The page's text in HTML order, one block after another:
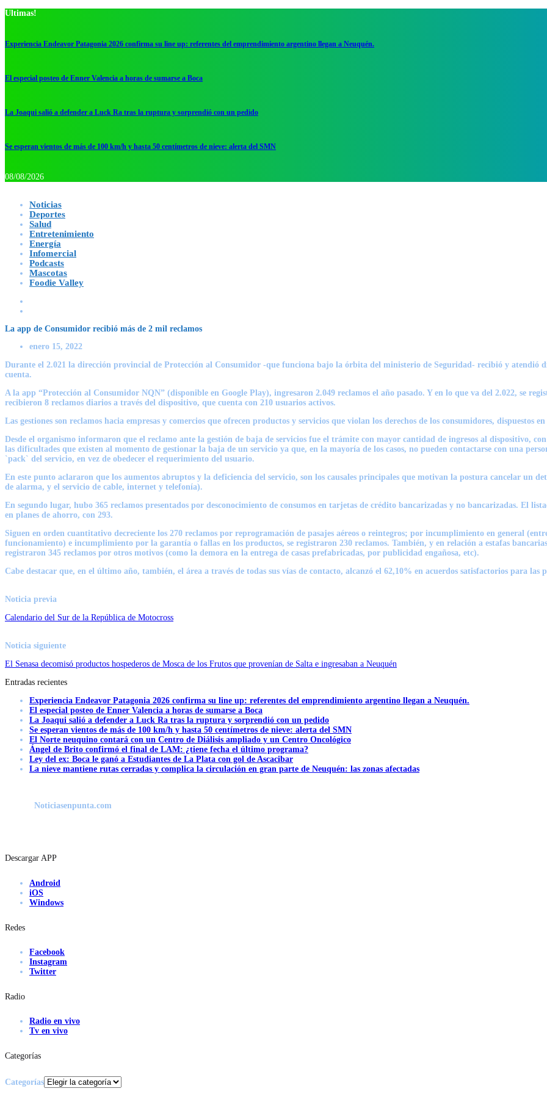
Ultimas!
Experiencia Endeavor Patagonia 2026 confirma su line up: referentes del emprendimiento argentino llegan a Neuquén.
El especial posteo de Enner Valencia a horas de sumarse a Boca
La Joaqui salió a defender a Luck Ra tras la ruptura y sorprendió con un pedido
Se esperan vientos de más de 100 km/h y hasta 50 centímetros de nieve: alerta del SMN
08/08/2026
Noticias
Deportes
Salud
Entretenimiento
Energía
Infomercial
Podcasts
Mascotas
Foodie Valley
La app de Consumidor recibió más de 2 mil reclamos
enero 15, 2022
Durante el 2.021 la dirección provincial de Protección al Consumidor -que funciona bajo la órbita del ministerio de Seguridad- recibió y atendió
cuenta.
A la app “Protección al Consumidor NQN” (disponible en Google Play), ingresaron 2.049 reclamos el año pasado. Y en lo que va del 2.022, se
recibieron 8 reclamos diarios a través del dispositivo, que cuenta con 210 usuarios activos.
Las gestiones son reclamos hacia empresas y comercios que ofrecen productos y servicios que violan los derechos de los consumidores, dispuestos
Desde el organismo informaron que el reclamo ante la gestión de baja de servicios fue el trámite con mayor cantidad de ingresos al dispositivo,
las dificultades que existen al momento de gestionar la baja de un servicio ya que, en la mayoría de los casos, no pueden contactarse con una
`pack` del servicio, en vez de obedecer el requerimiento del usuario.
En este punto aclararon que los aumentos abruptos y la deficiencia del servicio, son los causales principales que motivan la postura cancelar un
de alarma, y el servicio de cable, internet y telefonía).
En segundo lugar, hubo 365 reclamos presentados por desconocimiento de consumos en tarjetas de crédito bancarizadas y no bancarizadas. El
en planes de ahorro, con 293.
Siguen en orden cuantitativo decreciente los 270 reclamos por reprogramación de pasajes aéreos o reintegros; por incumplimiento en general
funcionamiento) e incumplimiento por la garantía o fallas en los productos, se registraron 230 reclamos. También, y en relación a estafas
registraron 345 reclamos por otros motivos (como la demora en la entrega de casas prefabricadas, por publicidad engañosa, etc).
Cabe destacar que, en el último año, también, el área a través de todas sus vías de contacto, alcanzó el 62,10% en acuerdos satisfactorios para
Noticia previa
Calendario del Sur de la República de Motocross
Noticia siguiente
El Senasa decomisó productos hospederos de Mosca de los Frutos que provenían de Salta e ingresaban a Neuquén
Entradas recientes
Experiencia Endeavor Patagonia 2026 confirma su line up: referentes del emprendimiento argentino llegan a Neuquén.
El especial posteo de Enner Valencia a horas de sumarse a Boca
La Joaqui salió a defender a Luck Ra tras la ruptura y sorprendió con un pedido
Se esperan vientos de más de 100 km/h y hasta 50 centímetros de nieve: alerta del SMN
El Norte neuquino contará con un Centro de Diálisis ampliado y un Centro Oncológico
Ángel de Brito confirmó el final de LAM: ¿tiene fecha el último programa?
Ley del ex: Boca le ganó a Estudiantes de La Plata con gol de Ascacibar
La nieve mantiene rutas cerradas y complica la circulación en gran parte de Neuquén: las zonas afectadas
Noticiasenpunta.com
Descargar APP
Android
iOS
Windows
Redes
Facebook
Instagram
Twitter
Radio
Radio en vivo
Tv en vivo
Categorías
Categorías